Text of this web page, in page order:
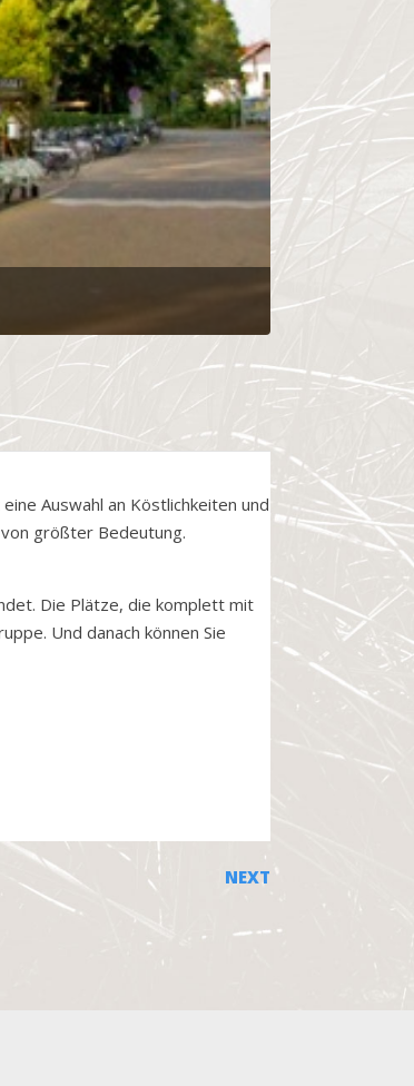
Auswahl an Köstlichkeiten und
größter Bedeutung.
Die Plätze, die komplett mit
Und danach können Sie
NEXT